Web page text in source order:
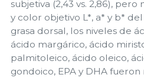
subjetiva (2,43 vs. 2,86),
y color objetivo L*, a* y b*
grasa dorsal, los niveles de
ácido margárico, ácido
palmitoleico, ácido oleico,
gondoico, EPA y DHA